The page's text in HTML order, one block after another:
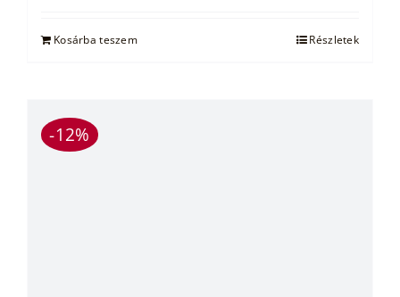
14.500 Ft.
Kosárba teszem Részletek
-12%